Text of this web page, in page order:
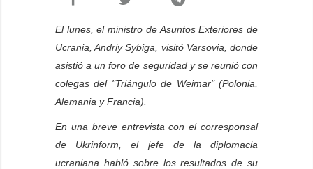
El lunes, el ministro de Asuntos Exteriores de
Ucrania, Andriy Sybiga, visitó Varsovia, donde
asistió a un foro de seguridad y se reunió con
colegas del "Triángulo de Weimar" (Polonia,
Alemania y Francia).
En una breve entrevista con el corresponsal
de Ukrinform, el jefe de la diplomacia
ucraniana habló sobre los resultados de su